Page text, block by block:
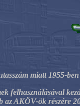
miatt 1955-
felhasználásával
az AKÖV-ök részére